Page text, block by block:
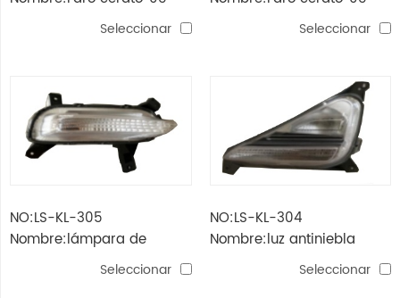
Seleccionar Seleccionar
NO:LS-KL-305
Nombre:lámpara de
marcha diurna k3'19
Seleccionar
NO:LS-KL-304
Nombre:luz antiniebla
Seleccionar